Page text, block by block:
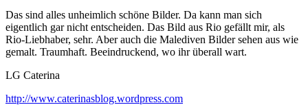
Das sind alles unheimlich schöne Bilder. Da kann man sich
eigentlich gar nicht entscheiden. Das Bild aus Rio gefällt mir, als
Rio-Liebhaber, sehr. Aber auch die Malediven Bilder sehen aus wie
gemalt. Traumhaft. Beeindruckend, wo ihr überall wart.
LG Caterina
http://www.caterinasblog.wordpress.com